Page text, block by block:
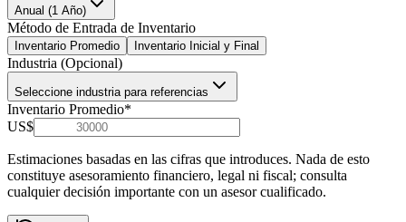
Anual (1 Año)
Método de Entrada de Inventario
Inventario Promedio Inventario Inicial y Final
Industria (Opcional)
Seleccione industria para referencias
Inventario Promedio*
US$
Estimaciones basadas en las cifras que introduces. Nada de esto
constituye asesoramiento financiero, legal ni fiscal; consulta
cualquier decisión importante con un asesor cualificado.